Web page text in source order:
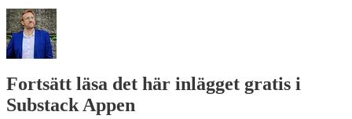
Fortsätt läsa det här inlägget gratis i
Substack Appen